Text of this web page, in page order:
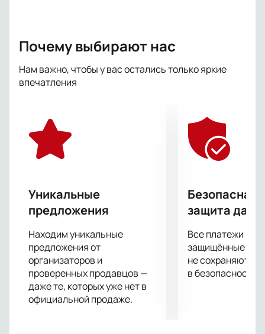
и на концертной сцене. В любой стране публика и
критика с восторгом отмечают не только ее талант,
артистический темперамент, но и ослепительную
красоту, обаяние и изысканный вкус певицы.
Почему выбирают нас
Нам важно, чтобы у вас остались только яркие
впечатления
Уникальные
предложения
Находим уникальные
предложения от
организаторов и
проверенных продавцов —
даже те, которых уже нет в
официальной продаже.
Безопасная
защита
Все платежи
защищённые
не сохраняются
в безопасности.